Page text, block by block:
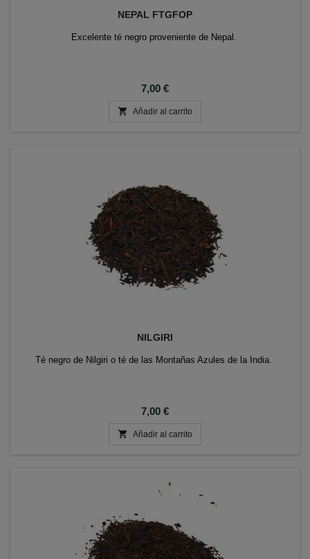
NEPAL FTGFOP
Excelente té negro proveniente de Nepal.
Precio
7,00 €
 Añadir al carrito
NILGIRI
Té negro de Nilgiri o té de las Montañas Azules de la India.
Precio
7,00 €
 Añadir al carrito